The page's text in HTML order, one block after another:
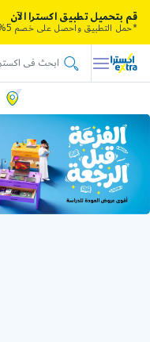
قم بتحميل تطبيق اكسترا الآن
*حمل التطبيق واحصل على خصم 5%